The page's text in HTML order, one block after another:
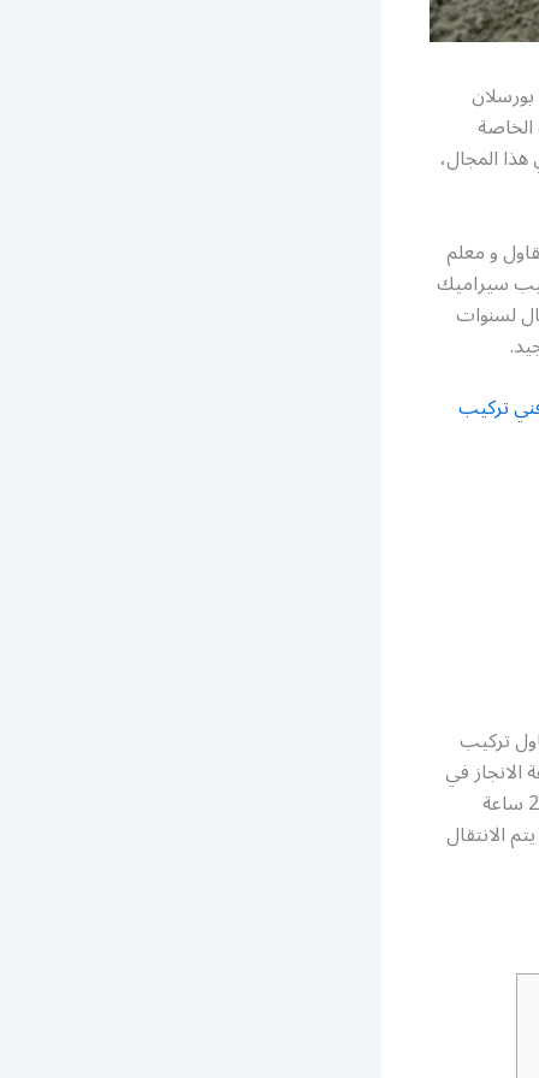
المجال،
و معلم
سيراميك
لسنوات
تركيب
تركيب
الانجاز في
جميع أعمال تركيب بورسلين و سيراميك و رخام الارضيات، كما أنها متوفرة على مدار 24 ساعة
الانتقال